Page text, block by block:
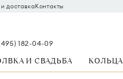
доставкаКонтакты
182-04-09
И СВАДЬБА КОЛЬЦА